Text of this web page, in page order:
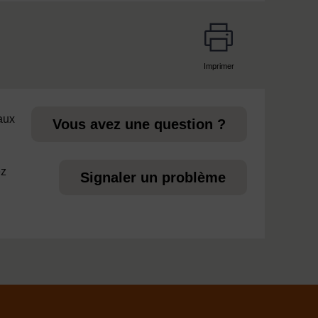
Imprimer
Vous avez une question ?
Signaler un problème